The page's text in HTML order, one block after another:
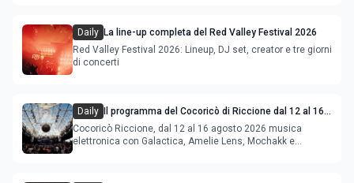
Daily La line-up completa del Red Valley Festival 2026
Red Valley Festival 2026: Lineup, DJ set, creator e tre giorni
di concerti
Daily Il programma del Cocoricò di Riccione dal 12 al 16
agosto 2026
Cocoricò Riccione, dal 12 al 16 agosto 2026 musica
elettronica con Galactica, Amelie Lens, Mochakk e